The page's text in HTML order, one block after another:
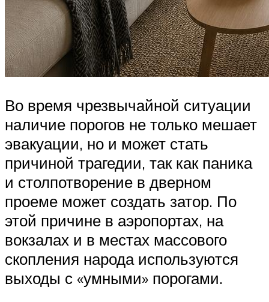
Во время чрезвычайной ситуации
наличие порогов не только мешает
эвакуации, но и может стать
причиной трагедии, так как паника
и столпотворение в дверном
проеме может создать затор. По
этой причине в аэропортах, на
вокзалах и в местах массового
скопления народа используются
выходы с «умными» порогами.